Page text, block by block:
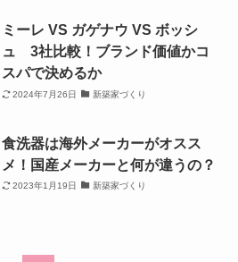
ミーレ VS ガゲナウ VS ボッシ
ュ 3社比較！ブランド価値かコ
スパで決めるか
2024年7月26日 新築家づくり
食洗器は海外メーカーがオスス
メ！国産メーカーと何が違うの？
2023年1月19日 新築家づくり